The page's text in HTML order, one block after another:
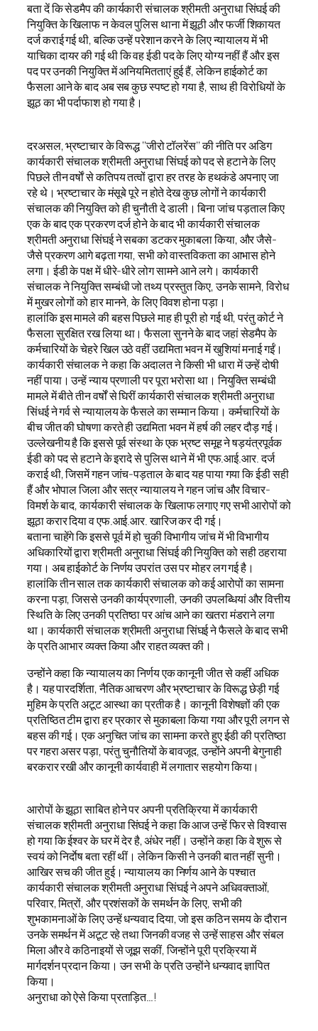
बता दें कि सेडमैप की कार्यकारी संचालक श्रीमती अनुराधा सिंघई की
नियुक्ति के खिलाफ न केवल पुलिस थाना में झूठी और फर्जी शिकायत
दर्ज कराई गई थी, बल्कि उन्हें परेशान करने के लिए न्यायालय में भी
याचिका दायर की गई थी कि वह ईडी पद के लिए योग्य नहीं हैं और इस
पद पर उनकी नियुक्ति में अनियमितताएं हुई हैं, लेकिन हाईकोर्ट का
फैसला आने के बाद अब सब कुछ स्पष्ट हो गया है, साथ ही विरोधियों के
झूठ का भी पर्दाफाश हो गया है।
दरअसल, भ्रष्टाचार के विरूद्ध ‘‘जीरो टॉलरेंस’’ की नीति पर अडिग
कार्यकारी संचालक श्रीमती अनुराधा सिंघई को पद से हटाने के लिए
पिछले तीन वर्षाें से कतिपय तत्वों द्वारा हर तरह के हथकंडे अपनाए जा
रहे थे। भ्रष्टाचार के मंसूबे पूरे न होते देख कुछ लोगों ने कार्यकारी
संचालक की नियुक्ति को ही चुनौती दे डाली। बिना जांच पड़ताल किए
एक के बाद एक प्रकरण दर्ज होने के बाद भी कार्यकारी संचालक
श्रीमती अनुराधा सिंघई ने सबका डटकर मुकाबला किया, और जैसे-
जैसे प्रकरण आगे बढ़ता गया, सभी को वास्तविकता का आभास होने
लगा। ईडी के पक्ष में धीरे-धीरे लोग सामने आने लगे। कार्यकारी
संचालक ने नियुक्ति सम्बंधी जो तथ्य प्रस्तुत किए, उनके सामने, विरोध
में मुखर लोगों को हार मानने, के लिए विवश होना पड़ा।
हालांकि इस मामले की बहस पिछले माह ही पूरी हो गई थी, परंतु कोर्ट ने
फैसला सुरक्षित रख लिया था। फैसला सुनने के बाद जहां सेडमैप के
कर्मचारियों के चेहरे खिल उठे वहीं उद्यमिता भवन में खुशियां मनाई गईं।
कार्यकारी संचालक ने कहा कि अदालत ने किसी भी धारा में उन्हें दोषी
नहीं पाया। उन्हें न्याय प्रणाली पर पूरा भरोसा था। नियुक्ति सम्बंधी
मामले में बीते तीन वर्षों से घिरीं कार्यकारी संचालक श्रीमती अनुराधा
सिंधई ने गर्व से न्यायालय के फैसले का सम्मान किया। कर्मचारियों के
बीच जीत की घोषणा करते ही उद्यमिता भवन में हर्ष की लहर दौड़ गई।
उल्लेखनीय है कि इससे पूर्व संस्था के एक भ्रष्ट समूह ने षड़यंत्रपूर्वक
ईडी को पद से हटाने के इरादे से पुलिस थाने में भी एफ.आई.आर. दर्ज
कराई थी, जिसमें गहन जांच-पड़ताल के बाद यह पाया गया कि ईडी सही
हैं और भोपाल जिला और सत्र न्यायालय ने गहन जांच और विचार-
विमर्श के बाद, कार्यकारी संचालक के खिलाफ लगाए गए सभी आरोपों को
झूठा करार दिया व एफ.आई.आर. खारिज कर दी गई।
बताना चाहेंगे कि इससे पूर्व में हो चुकी विभागीय जांच में भी विभागीय
अधिकारियों द्वारा श्रीमती अनुराधा सिंघई की नियुक्ति को सही ठहराया
गया। अब हाईकोर्ट के निर्णय उपरांत उस पर मोहर लग गई है।
हालांकि तीन साल तक कार्यकारी संचालक को कई आरोपों का सामना
करना पड़ा, जिससे उनकी कार्यप्रणाली, उनकी उपलब्धियां और वित्तीय
स्थिति के लिए उनकी प्रतिष्ठा पर आंच आने का खतरा मंडराने लगा
था। कार्यकारी संचालक श्रीमती अनुराधा सिंघई ने फैसले के बाद सभी
के प्रति आभार व्यक्त किया और राहत व्यक्त की।
उन्होंने कहा कि न्यायालय का निर्णय एक कानूनी जीत से कहीं अधिक
है। यह पारदर्शिता, नैतिक आचरण और भ्रष्टाचार के विरूद्ध छेड़ी गई
मुहिम के प्रति अटूट आस्था का प्रतीक है। कानूनी विशेषज्ञों की एक
प्रतिष्ठित टीम द्वारा हर प्रकार से मुकाबला किया गया और पूरी लगन से
बहस की गई। एक अनुचित जांच का सामना करते हुए ईडी की प्रतिष्ठा
पर गहरा असर पड़ा, परंतु चुनौतियों के बावजूद, उन्होंने अपनी बेगुनाही
बरकरार रखी और कानूनी कार्यवाही में लगातार सहयोग किया।
आरोपों के झूठा साबित होने पर अपनी प्रतिक्रिया में कार्यकारी
संचालक श्रीमती अनुराधा सिंघई ने कहा कि आज उन्हें फिर से विश्वास
हो गया कि ईश्वर के घर में देर है, अंधेर नहीं। उन्होंने कहा कि वे शुरू से
स्वयं को निर्दाेष बता रहीं थीं। लेकिन किसी ने उनकी बात नहीं सुनी।
आखिर सच की जीत हुई। न्यायालय का निर्णय आने के पश्चात
कार्यकारी संचालक श्रीमती अनुराधा सिंघई ने अपने अधिवक्ताओं,
परिवार, मित्रों, और प्रशंसकों के समर्थन के लिए, सभी की
शुभकामनाओं के लिए उन्हें धन्यवाद दिया, जो इस कठिन समय के दौरान
उनके समर्थन में अटूट रहे तथा जिनकी वजह से उन्हें साहस और संबल
मिला और वे कठिनाइयों से जूझ सकीं, जिन्होंने पूरी प्रक्रिया में
मार्गदर्शन प्रदान किया। उन सभी के प्रति उन्होंने धन्यवाद ज्ञापित
किया।
अनुराधा को ऐसे किया प्रताड़ित…!